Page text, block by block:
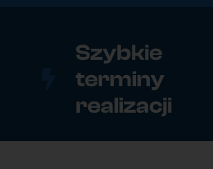
Szybkie
terminy
realizacji